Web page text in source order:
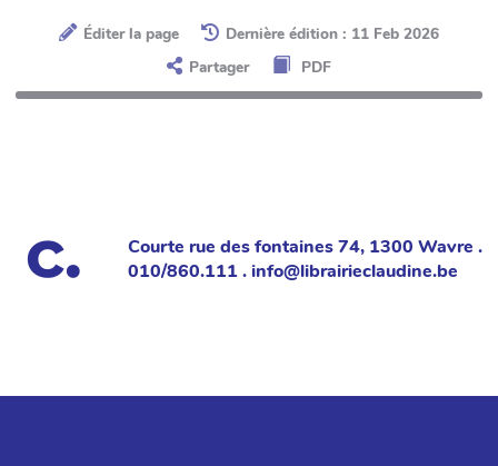
Éditer la page
Dernière édition : 11 Feb 2026
Partager
PDF
Courte rue des fontaines 74, 1300 Wavre .
010/860.111 . info@librairieclaudine.be